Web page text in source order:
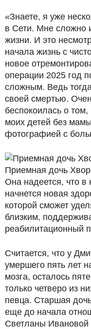
«Знаете, я уже
в Сети. Мне сложно
жизни. И это
начала жизнь с
новое
операции 2025 год
сложным. Ведь
своей смертью.
беспокоилась о том,
моих детей без
фотографией с
Приемная дочь
Она надеется, что в
начнется новая
которой сможет
близким,
реабилитационный
Считается, что у
умершего пять лет
мозга, осталось
только четверо из
певца. Старшая
еще до начала
Светланы Ивановой